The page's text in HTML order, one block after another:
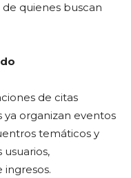
quienes buscan
de citas
ya organizan eventos
temáticos y
usuarios,
ingresos.